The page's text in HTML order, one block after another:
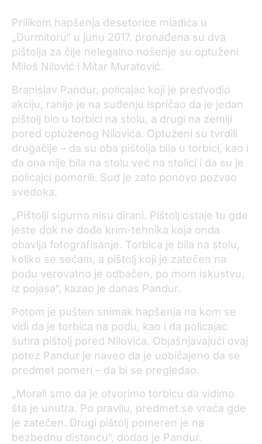
Prilikom hapšenja desetorice mladića u
„Durmitoru“ u junu 2017. pronađena su dva
pištolja za čije nelegalno nošenje su optuženi
Miloš Nilović i Mitar Muratović.
Branislav Pandur, policajac koji je predvodio
akciju, ranije je na suđenju ispričao da je jedan
pištolj bio u torbici na stolu, a drugi na zemlji
pored optuženog Nilovića. Optuženi su tvrdili
drugačije – da su oba pištolja bila u torbici, kao i
da ona nije bila na stolu već na stolici i da su je
policajci pomerili. Sud je zato ponovo pozvao
svedoka.
„Pištolji sigurno nisu dirani. Pištolj ostaje tu gde
jeste dok ne dođe krim-tehnika koja onda
obavlja fotografisanje. Torbica je bila na stolu,
koliko se sećam, a pištolj koji je zatečen na
podu verovatno je odbačen, po mom iskustvu,
iz pojasa“, kazao je danas Pandur.
Potom je pušten snimak hapšenja na kom se
vidi da je torbica na podu, kao i da policajac
šutira pištolj pored Nilovića. Objašnjavajući ovaj
potez Pandur je naveo da je uobičajeno da se
predmet pomeri – da bi se pregledao.
„Morali smo da je otvorimo torbicu da vidimo
šta je unutra. Po pravilu, predmet se vraća gde
je zatečen. Drugi pištolj pomeren je na
bezbednu distancu“, dodao je Pandur.